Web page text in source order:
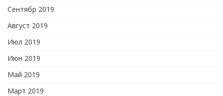
Сентябр 2019
Август 2019
Июл 2019
Июн 2019
Май 2019
Март 2019